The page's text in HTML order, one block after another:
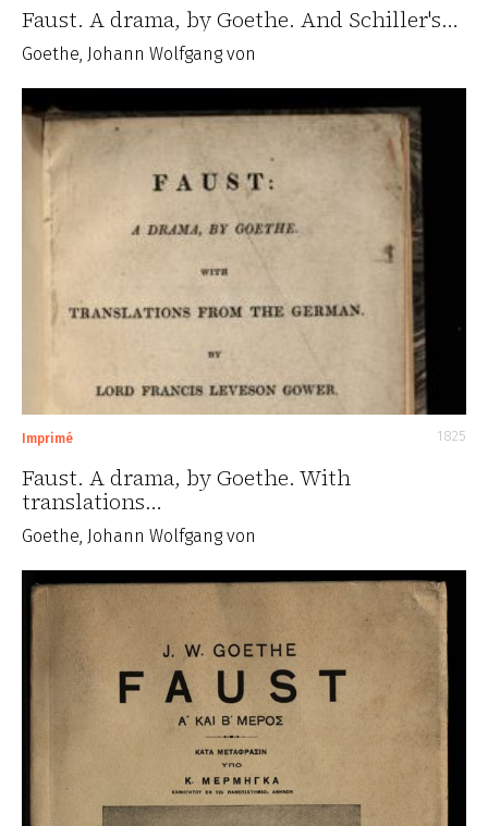
Faust. A drama, by Goethe. And Schiller's…
Goethe, Johann Wolfgang von
Imprimé 1825
Faust. A drama, by Goethe. With
translations…
Goethe, Johann Wolfgang von